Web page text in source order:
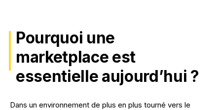
Pourquoi une
marketplace est
essentielle aujourd’hui ?
Dans un environnement de plus en plus tourné vers le